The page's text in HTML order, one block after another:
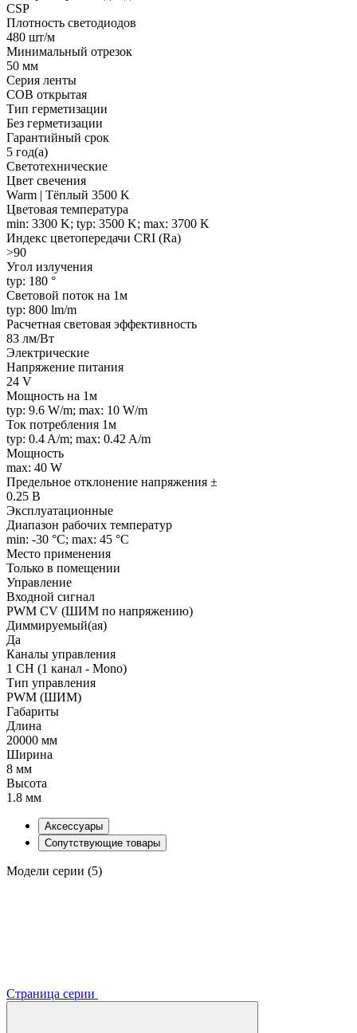
CSP
Плотность светодиодов
480 шт/м
Минимальный отрезок
50 мм
Серия ленты
COB открытая
Тип герметизации
Без герметизации
Гарантийный срок
5 год(а)
Светотехнические
Цвет свечения
Warm | Тёплый 3500 K
Цветовая температура
min: 3300 K; typ: 3500 K; max: 3700 K
Индекс цветопередачи CRI (Ra)
>90
Угол излучения
typ: 180 °
Световой поток на 1м
typ: 800 lm/m
Расчетная световая эффективность
83 лм/Вт
Электрические
Напряжение питания
24 V
Мощность на 1м
typ: 9.6 W/m; max: 10 W/m
Ток потребления 1м
typ: 0.4 A/m; max: 0.42 A/m
Мощность
max: 40 W
Предельное отклонение напряжения ±
0.25 В
Эксплуатационные
Диапазон рабочих температур
min: -30 °C; max: 45 °C
Место применения
Только в помещении
Управление
Входной сигнал
PWM СV (ШИМ по напряжению)
Диммируемый(ая)
Да
Каналы управления
1 CH (1 канал - Mono)
Тип управления
PWM (ШИМ)
Габариты
Длина
20000 мм
Ширина
8 мм
Высота
1.8 мм
Аксессуары
Сопутствующие товары
Модели серии (5)
Страница серии